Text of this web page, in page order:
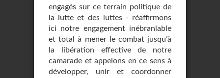
engagés sur ce terrain politique de
la lutte et des luttes - réaffirmons
ici notre engagement inébranlable
et total à mener le combat jusqu’à
la libération effective de notre
camarade et appelons en ce sens à
développer, unir et coordonner